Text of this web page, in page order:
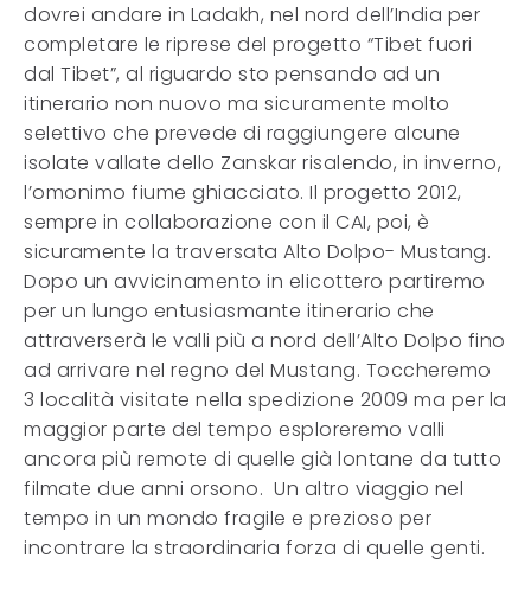
dovrei andare in Ladakh, nel nord dell’India per
completare le riprese del progetto “Tibet fuori
dal Tibet”, al riguardo sto pensando ad un
itinerario non nuovo ma sicuramente molto
selettivo che prevede di raggiungere alcune
isolate vallate dello Zanskar risalendo, in inverno,
l’omonimo fiume ghiacciato. Il progetto 2012,
sempre in collaborazione con il CAI, poi, è
sicuramente la traversata Alto Dolpo- Mustang.
Dopo un avvicinamento in elicottero partiremo
per un lungo entusiasmante itinerario che
attraverserà le valli più a nord dell’Alto Dolpo fino
ad arrivare nel regno del Mustang. Toccheremo
3 località visitate nella spedizione 2009 ma per la
maggior parte del tempo esploreremo valli
ancora più remote di quelle già lontane da tutto
filmate due anni orsono. Un altro viaggio nel
tempo in un mondo fragile e prezioso per
incontrare la straordinaria forza di quelle genti.